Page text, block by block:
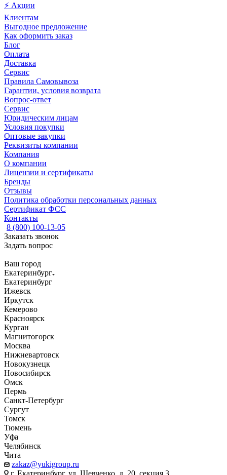
⚡ Акции
Клиентам
Выгодное предложение
Как оформить заказ
Блог
Оплата
Доставка
Сервис
Правила Самовывоза
Гарантии, условия возврата
Вопрос-ответ
Сервис
Юридическим лицам
Условия покупки
Оптовые закупки
Реквизиты компании
Компания
О компании
Лицензии и сертификаты
Бренды
Отзывы
Политика обработки персональных данных
Сертификат ФСС
Контакты
8 (800) 100-13-05
Заказать звонок
Задать вопрос
Ваш город
Екатеринбург
Екатеринбург
Ижевск
Иркутск
Кемерово
Красноярск
Курган
Магнитогорск
Москва
Нижневартовск
Новокузнецк
Новосибирск
Омск
Пермь
Санкт-Петербург
Сургут
Томск
Тюмень
Уфа
Челябинск
Чита
zakaz@yukigroup.ru